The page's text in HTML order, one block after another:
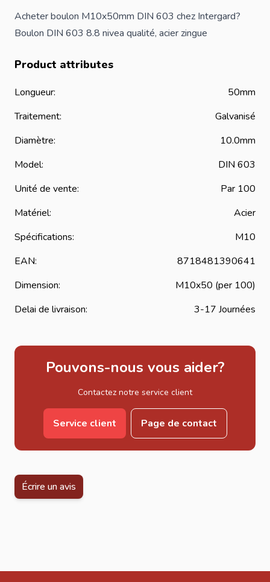
Acheter boulon M10x50mm DIN 603 chez Intergard?
Boulon DIN 603 8.8 nivea qualité, acier zingue
Product attributes
Longueur:
50mm
Traitement:
Galvanisé
Diamètre:
10.0mm
Model:
DIN 603
Unité de vente:
Par 100
Matériel:
Acier
Spécifications:
M10
EAN:
8718481390641
Dimension:
M10x50 (per 100)
Delai de livraison:
3-17 Journées
Pouvons-nous vous aider?
Contactez notre service client
Service client Page de contact
Écrire un avis